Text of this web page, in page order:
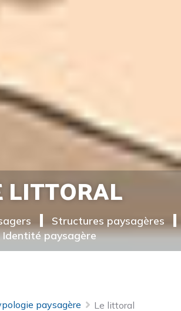
LITTORAL
Structures paysagères
Identité paysagère
paysagère Le littoral